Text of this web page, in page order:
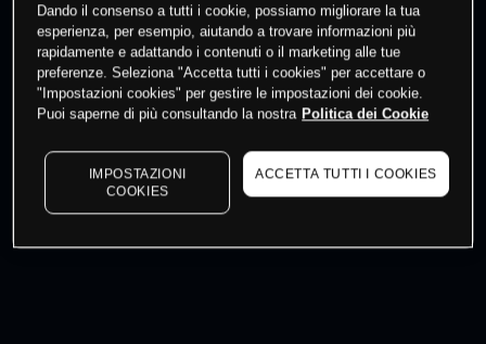
Fai trading
I prezzi sono solo indicativi. Accediper vedere gli ultimi
dati di mercato
to see latest market data
Dando il consenso a tutti i cookie, possiamo migliorare la tua
esperienza, per esempio, aiutando a trovare informazioni più
rapidamente e adattando i contenuti o il marketing alle tue
preferenze. Seleziona "Accetta tutti i cookies" per accettare o
"Impostazioni cookies" per gestire le impostazioni dei cookie.
Puoi saperne di più consultando la nostra Politica dei Cookie
IMPOSTAZIONI
COOKIES
ACCETTA TUTTI I COOKIES